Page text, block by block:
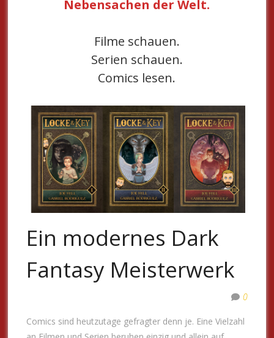
Nebensachen der Welt.
Filme schauen.
Serien schauen.
Comics lesen.
Ein modernes Dark
Fantasy Meisterwerk
0
Comics sind heutzutage gefragter denn je. Eine Vielzahl